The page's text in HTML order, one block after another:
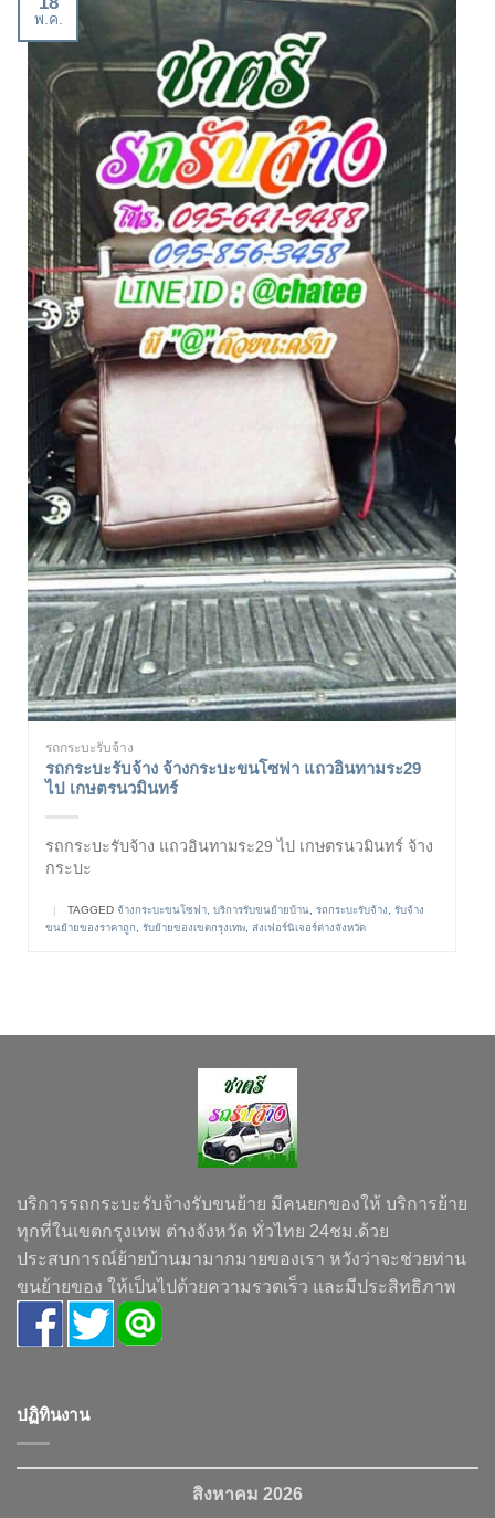
พ.ค.
รถกระบะรับจ้าง
รถกระบะรับจ้าง จ้างกระบะขนโซฟา แถวอินทามระ29
ไป เกษตรนวมินทร์
รถกระบะรับจ้าง แถวอินทามระ29 ไป เกษตรนวมินทร์ จ้าง
กระบะ
| TAGGED จ้างกระบะขนโซฟา บริการรับขนย้ายบ้าน รถกระบะรับจ้าง
รับจ้าง
ขนย้ายของราคาถูก
รับย้ายของเขตกรุงเทพ ส่งเฟอร์นิเจอร์ต่างจังหวัด
บริการรถกระบะรับจ้างรับขนย้าย มีคนยกของให้ บริการย้าย
ทุกที่ในเขตกรุงเทพ ต่างจังหวัด ทั่วไทย 24ชม.ด้วย
ประสบการณ์ย้ายบ้านมามากมายของเรา หวังว่าจะช่วยท่าน
ขนย้ายของ ให้เป็นไปด้วยความรวดเร็ว และมีประสิทธิภาพ
ปฏิทินงาน
สิงหาคม 2026